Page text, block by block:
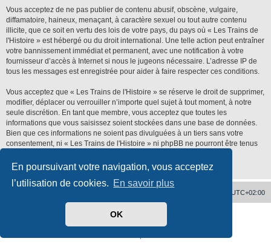
En poursuivant votre navigation, vous acceptez
l’utilisation de cookies. En savoir plus
OK
Vous acceptez de ne pas publier de contenu abusif, obscène, vulgaire,
diffamatoire, haineux, menaçant, à caractère sexuel ou tout autre contenu
illicite, que ce soit en vertu des lois de votre pays, du pays où « Les Trains de
l'Histoire » est hébergé ou du droit international. Une telle action peut entraîner
votre bannissement immédiat et permanent, avec une notification à votre
fournisseur d’accès à Internet si nous le jugeons nécessaire. L’adresse IP de
tous les messages est enregistrée pour aider à faire respecter ces conditions.
Vous acceptez que « Les Trains de l'Histoire » se réserve le droit de supprimer,
modifier, déplacer ou verrouiller n’importe quel sujet à tout moment, à notre
seule discrétion. En tant que membre, vous acceptez que toutes les
informations que vous saisissez soient stockées dans une base de données.
Bien que ces informations ne soient pas divulguées à un tiers sans votre
consentement, ni « Les Trains de l'Histoire » ni phpBB ne pourront être tenus
compromission des données.
UTC+02:00
phpBB ® Forum Software © phpBB Limited
phpBB-fr.com